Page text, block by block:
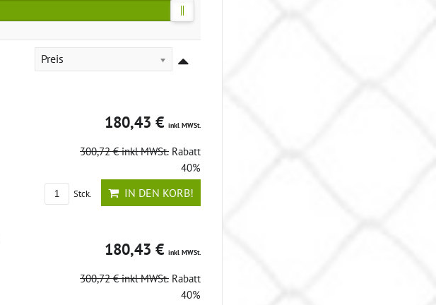
Preis
180,43 € inkl MWSt.
300,72 €inkl MWSt. Rabatt
40%
Stck. IN DEN KORB!
180,43 € inkl MWSt.
300,72 €inkl MWSt. Rabatt
40%